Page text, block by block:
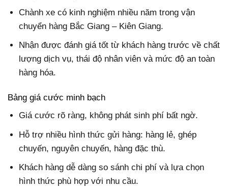
Chành xe có kinh nghiệm nhiều năm trong vận
chuyển hàng Bắc Giang – Kiên Giang.
Nhận được đánh giá tốt từ khách hàng trước về chất
lượng dịch vụ, thái độ nhân viên và mức độ an toàn
hàng hóa.
Bảng giá cước minh bạch
Giá cước rõ ràng, không phát sinh phí bất ngờ.
Hỗ trợ nhiều hình thức gửi hàng: hàng lẻ, ghép
chuyến, nguyên chuyến, hàng đặc thù.
Khách hàng dễ dàng so sánh chi phí và lựa chọn
hình thức phù hợp với nhu cầu.